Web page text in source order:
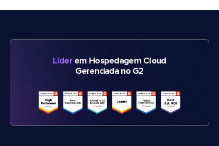
Líderem Hospedagem Cloud
Gerenciada no G2